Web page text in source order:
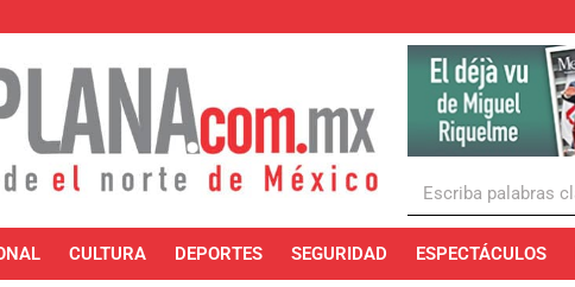
CULTURA DEPORTES SEGURIDAD ESPECTÁCULOS